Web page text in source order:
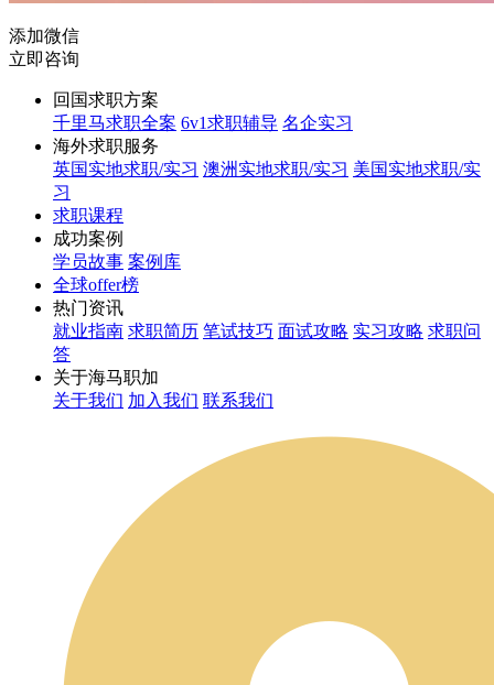
添加微信
立即咨询
回国求职方案
千里马求职全案 6v1求职辅导 名企实习
海外求职服务
英国实地求职/实习 澳洲实地求职/实习 美国实地求职/实
习
求职课程
成功案例
学员故事 案例库
全球offer榜
热门资讯
就业指南 求职简历 笔试技巧 面试攻略 实习攻略 求职问
答
关于海马职加
关于我们 加入我们 联系我们